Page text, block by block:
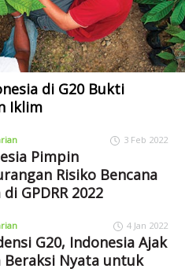
di G20 Bukti
Iklim
3 Feb 2022
Pimpin
Risiko Bencana
GPDRR 2022
4 Jan 2022
G20, Indonesia Ajak
Beraksi Nyata untuk